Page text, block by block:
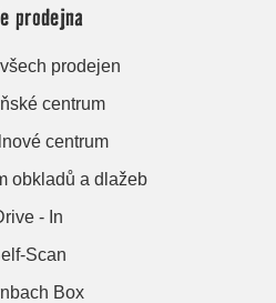
prodejna
prodejen
centrum
centrum
obkladů a dlažeb
- In
Scan
Box